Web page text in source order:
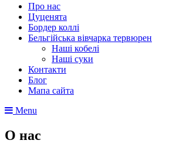
Про нас
Цуценята
Бордер коллі
Бельгійська вівчарка тервюрен
Наші кобелі
Наші суки
Контакти
Блог
Мапа сайта
Menu
О нас